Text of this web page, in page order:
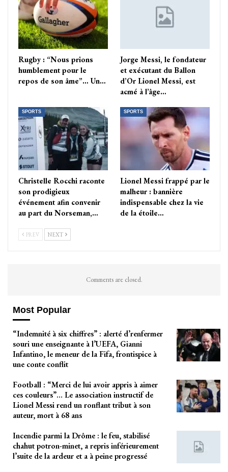
Rugby : “Nous prions
humblement pour le
repos de son âme”… Un…
Jorge Messi, le fondateur
et exécutant du Ballon
d’Or Lionel Messi, est
acmé à l’âge…
SPORTS
Christelle Rocchi raconte
son prodigieux
événement afin convenir
au part du Norseman,…
SPORTS
Lionel Messi frappé par le
malheur : bannière
indispensable chez la vie
de la étoile…
PREV NEXT
Comments are closed.
Most Popular
“Indemnité à six chiffres” : alerté d’renfermer
souri une enseignante à l’UEFA, Gianni
Infantino, le meneur de la Fifa, frontispice à
une conte conflit
Football : “Merci de lui avoir appris à aimer
ces couleurs”… Le association instructif de
Lionel Messi rend un ronflant tribut à son
auteur, mort à 68 ans
Incendie parmi la Drôme : le feu, stabilisé
chahut potron-minet, a repris inférieurement
l’suite de la ardeur et a à peine progressé